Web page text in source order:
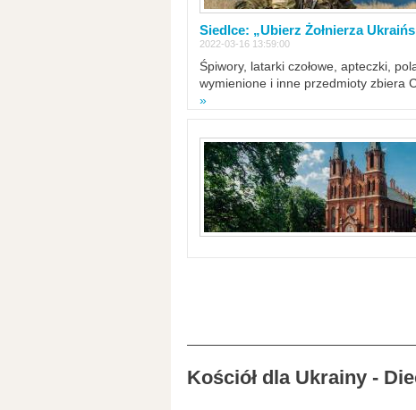
Siedlce: „Ubierz Żołnierza
2022-03-16 13:59:00
Śpiwory, latarki czołowe, apteczki,
wymienione i inne przedmioty zbiera
»
Kościół dla Ukrainy -